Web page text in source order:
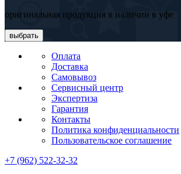
оригинальная продукция в наличии в уфе
выбрать
Оплата
Доставка
Самовывоз
Сервисный центр
Экспертиза
Гарантия
Контакты
Политика конфиденциальности
Пользовательское соглашение
+7 (962) 522-32-32